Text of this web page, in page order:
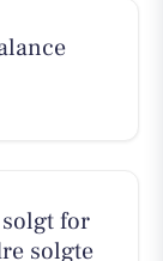
for
solgte